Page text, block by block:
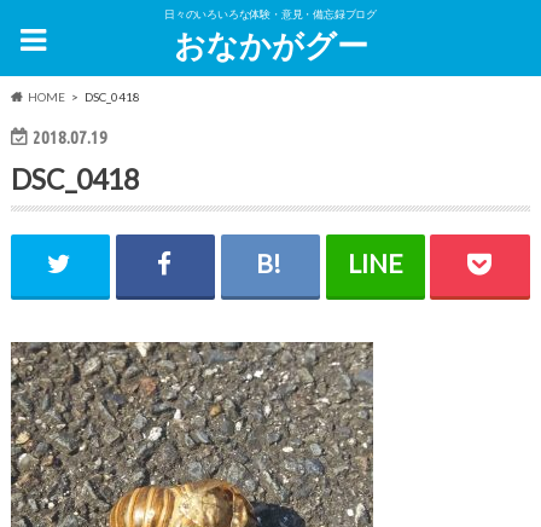
日々のいろいろな体験・意見・備忘録ブログ
おなかがグー
HOME DSC_0418
2018.07.19
DSC_0418